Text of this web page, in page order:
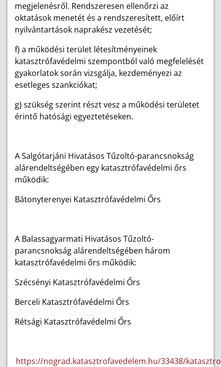
megjelenésről. Rendszeresen ellenőrzi az
oktatások menetét és a rendszeresített, előírt
nyilvántartások naprakész vezetését;
f) a működési terület létesítményeinek
katasztrófavédelmi szempontból való megfelelését
gyakorlatok során vizsgálja, kezdeményezi az
esetleges szankciókat;
g) szükség szerint részt vesz a működési területet
érintő hatósági egyeztetéseken.
A Salgótarjáni Hivatásos Tűzoltó-parancsnokság
alárendeltségében egy katasztrófavédelmi őrs
működik:
Bátonyterenyei Katasztrófavédelmi Őrs
A Balassagyarmati Hivatásos Tűzoltó-
parancsnokság alárendeltségében három
katasztrófavédelmi őrs működik:
Szécsényi Katasztrófavédelmi Őrs
Berceli Katasztrófavédelmi Őrs
Rétsági Katasztrófavédelmi Őrs
https://nograd.katasztrofavedelem.hu/33438/